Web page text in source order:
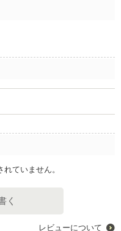
ていません。
く
レビューについて